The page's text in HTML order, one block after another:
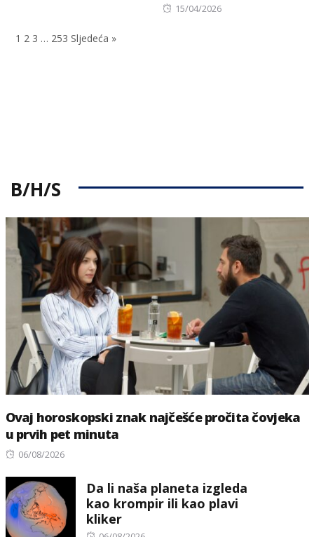
Posted
15/04/2026
1 2 3 … 253 Sljedeća »
B/H/S
Ovaj horoskopski znak najčešće pročita čovjeka
u prvih pet minuta
Posted
06/08/2026
Da li naša planeta izgleda
kao krompir ili kao plavi
kliker